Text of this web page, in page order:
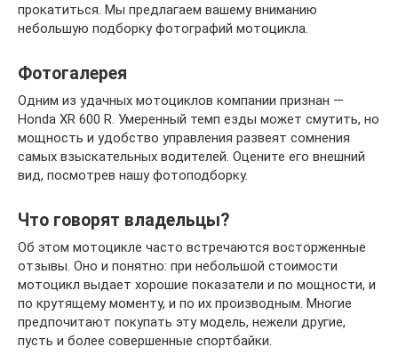
прокатиться. Мы предлагаем вашему вниманию
небольшую подборку фотографий мотоцикла.
Фотогалерея
Одним из удачных мотоциклов компании признан —
Honda XR 600 R. Умеренный темп езды может смутить, но
мощность и удобство управления развеят сомнения
самых взыскательных водителей. Оцените его внешний
вид, посмотрев нашу фотоподборку.
Что говорят владельцы?
Об этом мотоцикле часто встречаются восторженные
отзывы. Оно и понятно: при небольшой стоимости
мотоцикл выдает хорошие показатели и по мощности, и
по крутящему моменту, и по их производным. Многие
предпочитают покупать эту модель, нежели другие,
пусть и более совершенные спортбайки.